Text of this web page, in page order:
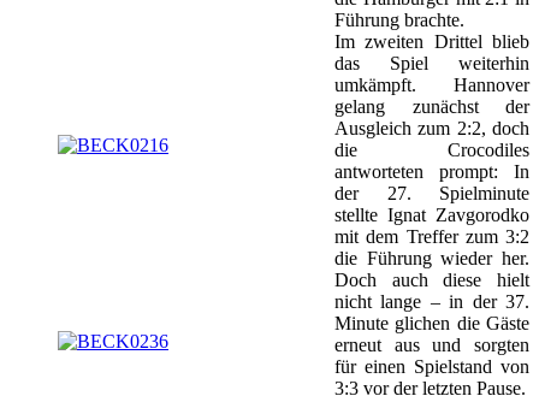
Führung brachte.
Im zweiten Drittel blieb
das Spiel weiterhin
umkämpft. Hannover
gelang zunächst der
Ausgleich zum 2:2, doch
die Crocodiles
antworteten prompt: In
der 27. Spielminute
stellte Ignat Zavgorodko
mit dem Treffer zum 3:2
die Führung wieder her.
Doch auch diese hielt
nicht lange – in der 37.
Minute glichen die Gäste
erneut aus und sorgten
für einen Spielstand von
3:3 vor der letzten Pause.